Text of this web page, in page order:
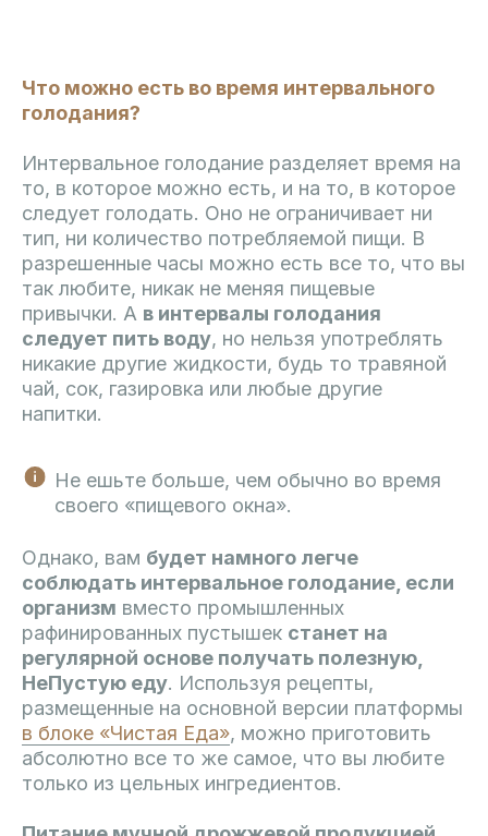
Что можно есть во время интервального
голодания?
Интервальное голодание разделяет время на
то, в которое можно есть, и на то, в которое
следует голодать. Оно не ограничивает ни
тип, ни количество потребляемой пищи. В
разрешенные часы можно есть все то, что вы
так любите, никак не меняя пищевые
привычки. А в интервалы голодания
следует пить воду, но нельзя употреблять
никакие другие жидкости, будь то травяной
чай, сок, газировка или любые другие
напитки.
Не ешьте больше, чем обычно во время
своего «пищевого окна».
Однако, вам будет намного легче
соблюдать интервальное голодание, если
организм вместо промышленных
рафинированных пустышек станет на
регулярной основе получать полезную,
НеПустую еду. Используя рецепты,
размещенные на основной версии платформы
в блоке «Чистая Еда», можно приготовить
абсолютно все то же самое, что вы любите
только из цельных ингредиентов.